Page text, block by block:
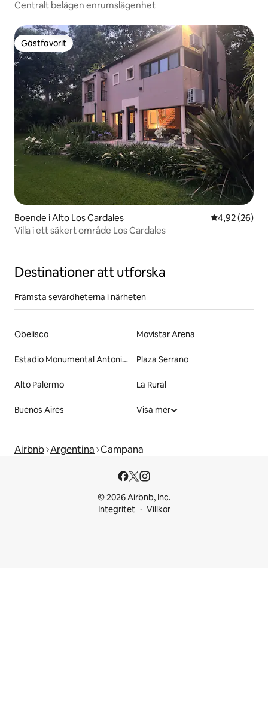
Centralt belägen enrumslägenhet
Gästfavorit
Gästfavorit
Boende i Alto Los Cardales 4,92 av 5 i
4,92 (26)
Villa i ett säkert område Los Cardales
Destinationer att utforska
Främsta sevärdheterna i närheten
Obelisco Movistar Arena
Estadio Monumental Antonio Vespucio Liberti Plaza Serrano
Alto Palermo La Rural
Buenos Aires Visa mer
Airbnb Argentina Campana
© 2026 Airbnb, Inc.
Integritet
Villkor